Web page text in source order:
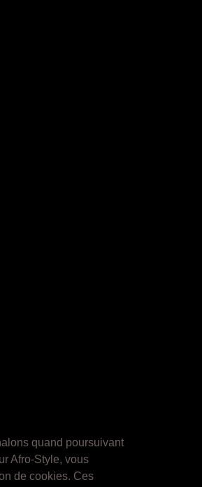
quand poursuivant
Afro-Style, vous
de cookies. Ces